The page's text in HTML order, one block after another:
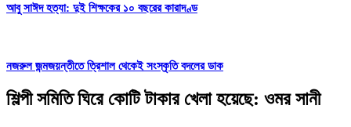
আবু সাঈদ হত্যা: দুই শিক্ষকের ১০ বছরের কারাদণ্ড
নজরুল জন্মজয়ন্তীতে ত্রিশাল থেকেই সংস্কৃতি বদলের ডাক
শিল্পী সমিতি ঘিরে কোটি টাকার খেলা হয়েছে: ওমর সানী